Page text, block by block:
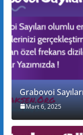
Grabovoi
Mart 6, 2025